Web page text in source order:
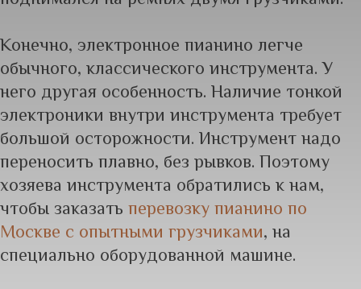
Конечно, электронное пианино легче
обычного, классического инструмента. У
него другая особенность. Наличие тонкой
электроники внутри инструмента требует
большой осторожности. Инструмент надо
переносить плавно, без рывков. Поэтому
хозяева инструмента обратились к нам,
чтобы заказать перевозку пианино по
Москве с опытными грузчиками, на
специально оборудованной машине.